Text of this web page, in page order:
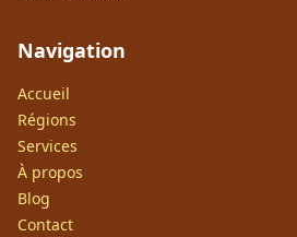
Navigation
Accueil
Régions
Services
À propos
Blog
Contact